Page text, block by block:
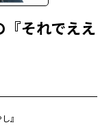
『それでええ
』